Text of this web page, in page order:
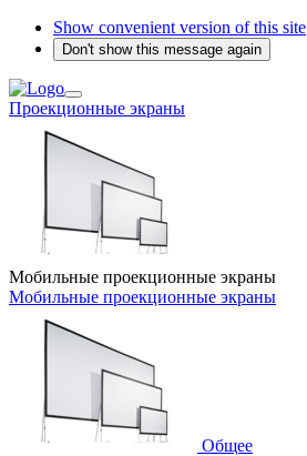
Show convenient version of this site
Don't show this message again
Проекционные экраны
Мобильные проекционные экраны
Мобильные проекционные экраны
Общее